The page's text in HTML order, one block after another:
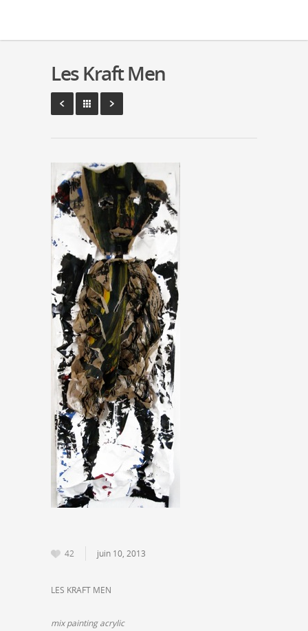
Les Kraft Men
42 juin 10, 2013
LES KRAFT MEN
mix painting acrylic